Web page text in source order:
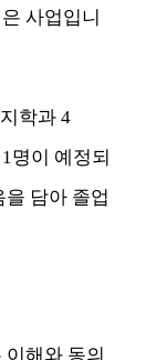
사업입니
학과 4
1명이 예정되
담아 졸업
해와 동의